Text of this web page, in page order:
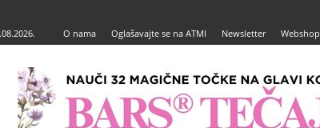
O nama Oglašavajte se na ATMI Newsletter Webshop